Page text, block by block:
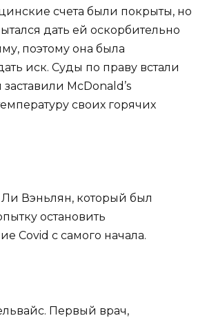
счета были покрыты, но
дать ей оскорбительно
поэтому она была
иск. Суды по праву встали
McDonald’s
своих горячих
Ли Вэньлян, который был
остановить
Covid с самого начала.
Первый врач,